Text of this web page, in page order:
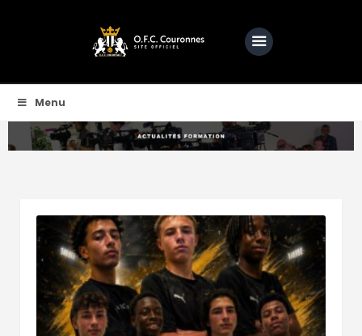
Menu
OFC COURONNES | SITE OFFICIEL DE L'OFCC
Accueil
Club
Féminine
O.F.C.C.TV
Partenaire
Contacts